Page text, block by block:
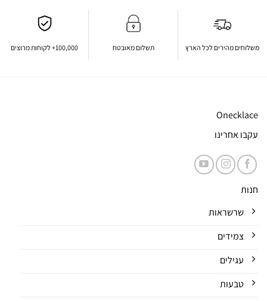
משלוחים מהירים לכל הארץ תשלום מאובטח 100,000+ לקוחות מרוצים
Onecklace
עקבו אחרינו
חנות
שרשראות
צמידים
עגילים
טבעות